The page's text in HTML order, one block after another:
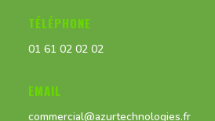
TÉLÉPHONE
01 61 02 02 02
EMAIL
commercial@azurtechnologies.fr